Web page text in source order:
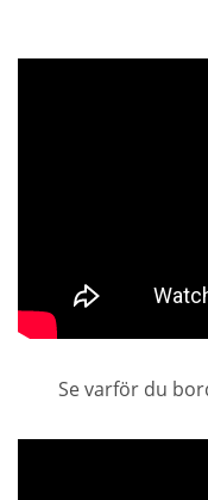
Se varför du